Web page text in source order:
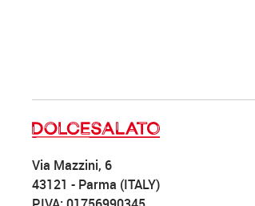
Via Mazzini, 6
43121 - Parma (ITALY)